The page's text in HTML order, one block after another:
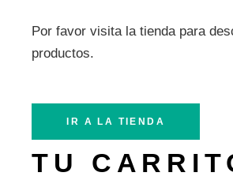
TU
Por favor visita la tienda para
productos.
IR A LA TIENDA